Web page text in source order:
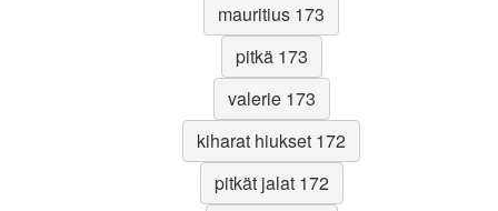
mauritius 173
pitkä 173
valerie 173
kiharat hiukset 172
pitkät jalat 172